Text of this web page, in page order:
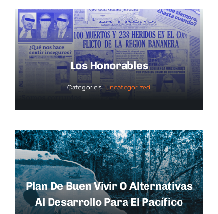
Los Honorables
Categories:Uncategorized
Plan De Buen Vivir O Alternativas
Al Desarrollo Para El Pacífico